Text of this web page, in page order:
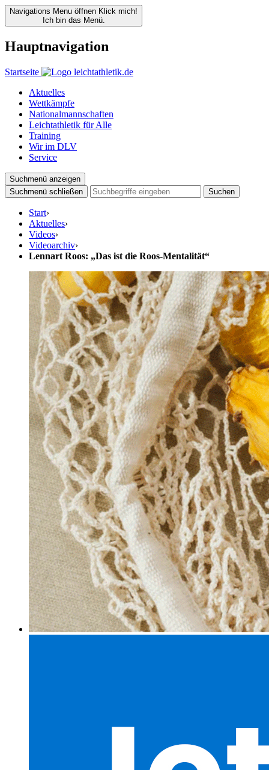
Navigations Menu öffnen Klick mich!
Ich bin das Menü.
Hauptnavigation
Startseite
Aktuelles
Wettkämpfe
Nationalmannschaften
Leichtathletik für Alle
Training
Wir im DLV
Service
Suchmenü anzeigen
Suchmenü schließen
Suchen
Start›
Aktuelles›
Videos›
Videoarchiv›
Lennart Roos: „Das ist die Roos-Mentalität“